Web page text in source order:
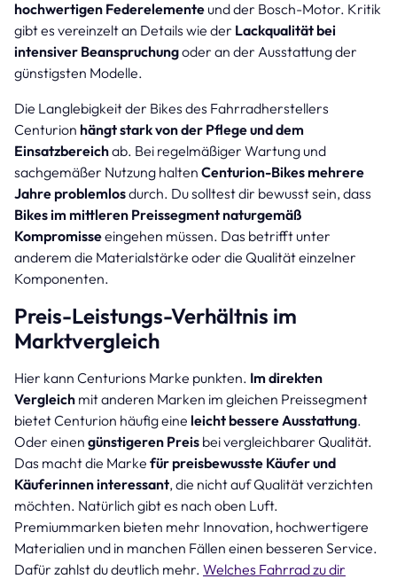
hochwertigen Federelemente und der Bosch-Motor. Kritik
gibt es vereinzelt an Details wie der Lackqualität bei
intensiver Beanspruchungoder an der Ausstattung der
günstigsten Modelle.
Die Langlebigkeit der Bikes des Fahrradherstellers
Centurion hängt stark von der Pflege und dem
Einsatzbereichab. Bei regelmäßiger Wartung und
sachgemäßer Nutzung halten Centurion-Bikes mehrere
Jahre problemlosdurch. Du solltest dir bewusst sein, dass
Bikes im mittleren Preissegment naturgemäß
Kompromisseeingehen müssen. Das betrifft unter
anderem die Materialstärke oder die Qualität einzelner
Komponenten.
Preis-Leistungs-Verhältnis im
Marktvergleich
Hier kann Centurions Marke punkten. Im direkten
Vergleich mit anderen Marken im gleichen Preissegment
bietet Centurion häufig eine leicht bessere Ausstattung.
Oder einen günstigeren Preis bei vergleichbarer Qualität.
Das macht die Marke für preisbewusste Käufer und
Käuferinnen interessant, die nicht auf Qualität verzichten
möchten. Natürlich gibt es nach oben Luft.
Premiummarken bieten mehr Innovation, hochwertigere
Materialien und in manchen Fällen einen besseren Service.
Dafür zahlst du deutlich mehr. Welches Fahrrad zu dir